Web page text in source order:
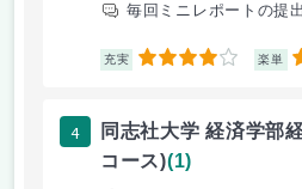
毎回ミニレポートの提
充実 4 楽単 4
4
同志社大学 経済学部
コース)(1)